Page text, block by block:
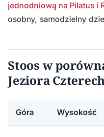
jednodniową na Pilatus i
osobny, samodzielny
Stoos w
Jeziora
Góra Wysokość